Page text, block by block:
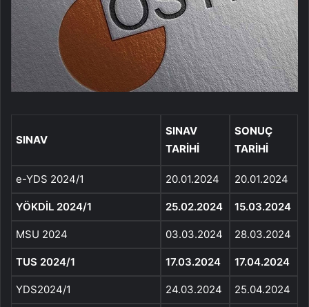
SINAV
SINAV
TARIHI
SONUÇ
TARIHI
e-YDS 2024/1 20.01.2024 20.01.2024
YÖKDİL 2024/1 25.02.2024 15.03.2024
MSU 2024 03.03.2024 28.03.2024
TUS 2024/1 17.03.2024 17.04.2024
YDS2024/1 24.03.2024 25.04.2024